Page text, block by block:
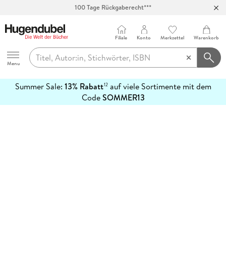
100 Tage Rückgaberecht***
Hugendubel
Menu
Filiale Konto Merkzettel Warenkorb
Summer Sale: 13% Rabatt12auf viele Sortimente mit dem
CodeSOMMER13
erfahren